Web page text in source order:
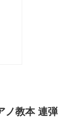
ノ教本 連弾